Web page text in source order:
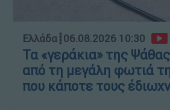
Ελλάδα┋06.08.2026 10:30
Τα «γεράκια» της
από τη μεγάλη φωτιά τη
που κάποτε τους